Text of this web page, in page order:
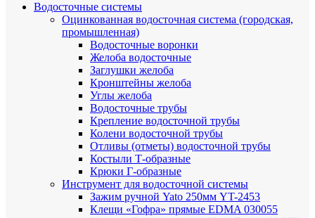
Водосточные системы
Оцинкованная водосточная система (городская,
промышленная)
Водосточные воронки
Желоба водосточные
Заглушки желоба
Кронштейны желоба
Углы желоба
Водосточные трубы
Крепление водосточной трубы
Колени водосточной трубы
Отливы (отметы) водосточной трубы
Костыли Т-образные
Крюки Г-образные
Инструмент для водосточной системы
Зажим ручной Yato 250мм YT-2453
Клещи «Гофра» прямые EDMA 030055